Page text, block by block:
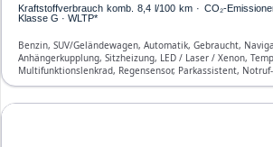
Kraftstoffverbrauch komb. 8,4 l/100 km · CO₂-
Klasse G · WLTP*
Benzin, SUV/Geländewagen, Automatik, Gebraucht,
Anhängerkupplung, Sitzheizung, LED / Laser / Xenon,
Multifunktionslenkrad, Regensensor, Parkassistent,
Start/Stopp-Automatik, Bluetooth, Freisprecheinrichtung,